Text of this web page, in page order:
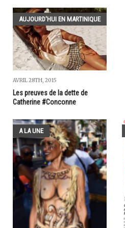
AUJOURD'HUI EN MARTINIQUE
AVRIL 28TH, 2015
Les preuves de la dette de
Catherine #Conconne
A LA UNE